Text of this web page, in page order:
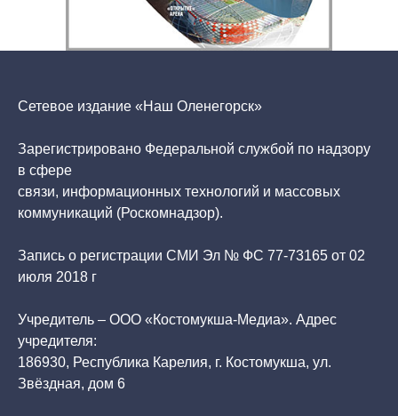
Сетевое издание «Наш Оленегорск»
Зарегистрировано Федеральной службой по надзору
в сфере
связи, информационных технологий и массовых
коммуникаций (Роскомнадзор).
Запись о регистрации СМИ Эл № ФС 77-73165 от 02
июля 2018 г
Учредитель – ООО «Костомукша-Медиа». Адрес
учредителя:
186930, Республика Карелия, г. Костомукша, ул.
Звёздная, дом 6